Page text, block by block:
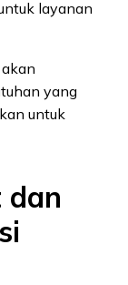
layanan
yang
untuk
dan